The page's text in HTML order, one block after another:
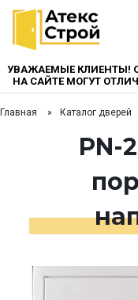
УВАЖАЕМЫЕ КЛИЕНТЫ!
НА САЙТЕ МОГУТ
Главная Каталог дверей
PN-